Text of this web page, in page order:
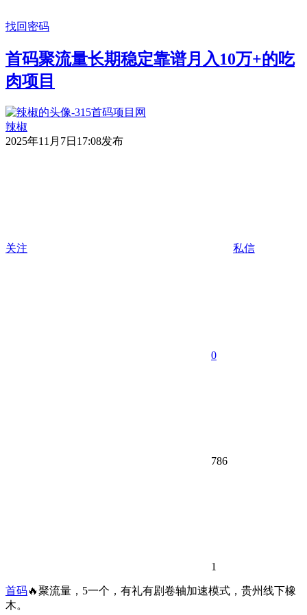
找回密码
首码聚流量长期稳定靠谱月入10万+的吃
肉项目
辣椒
2025年11月7日17:08发布
关注 私信
0
786
1
首码🔥聚流量，5一个，有礼有剧卷轴加速模式，贵州线下橡
木。